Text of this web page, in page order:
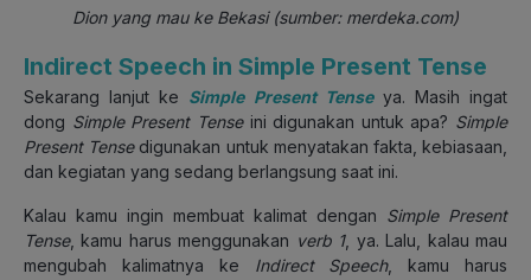
Dion yang mau ke Bekasi (sumber: merdeka.com)
Indirect Speech in Simple Present Tense
Sekarang lanjut ke Simple Present Tenseya. Masih ingat
dong Simple Present Tenseini digunakan untuk apa? Simple
Present Tensedigunakan untuk menyatakan fakta, kebiasaan,
dan kegiatan yang sedang berlangsung saat ini.
Kalau kamu ingin membuat kalimat dengan Simple Present
Tense, kamu harus menggunakan verb 1, ya. Lalu, kalau mau
mengubah kalimatnya ke Indirect Speech, kamu harus